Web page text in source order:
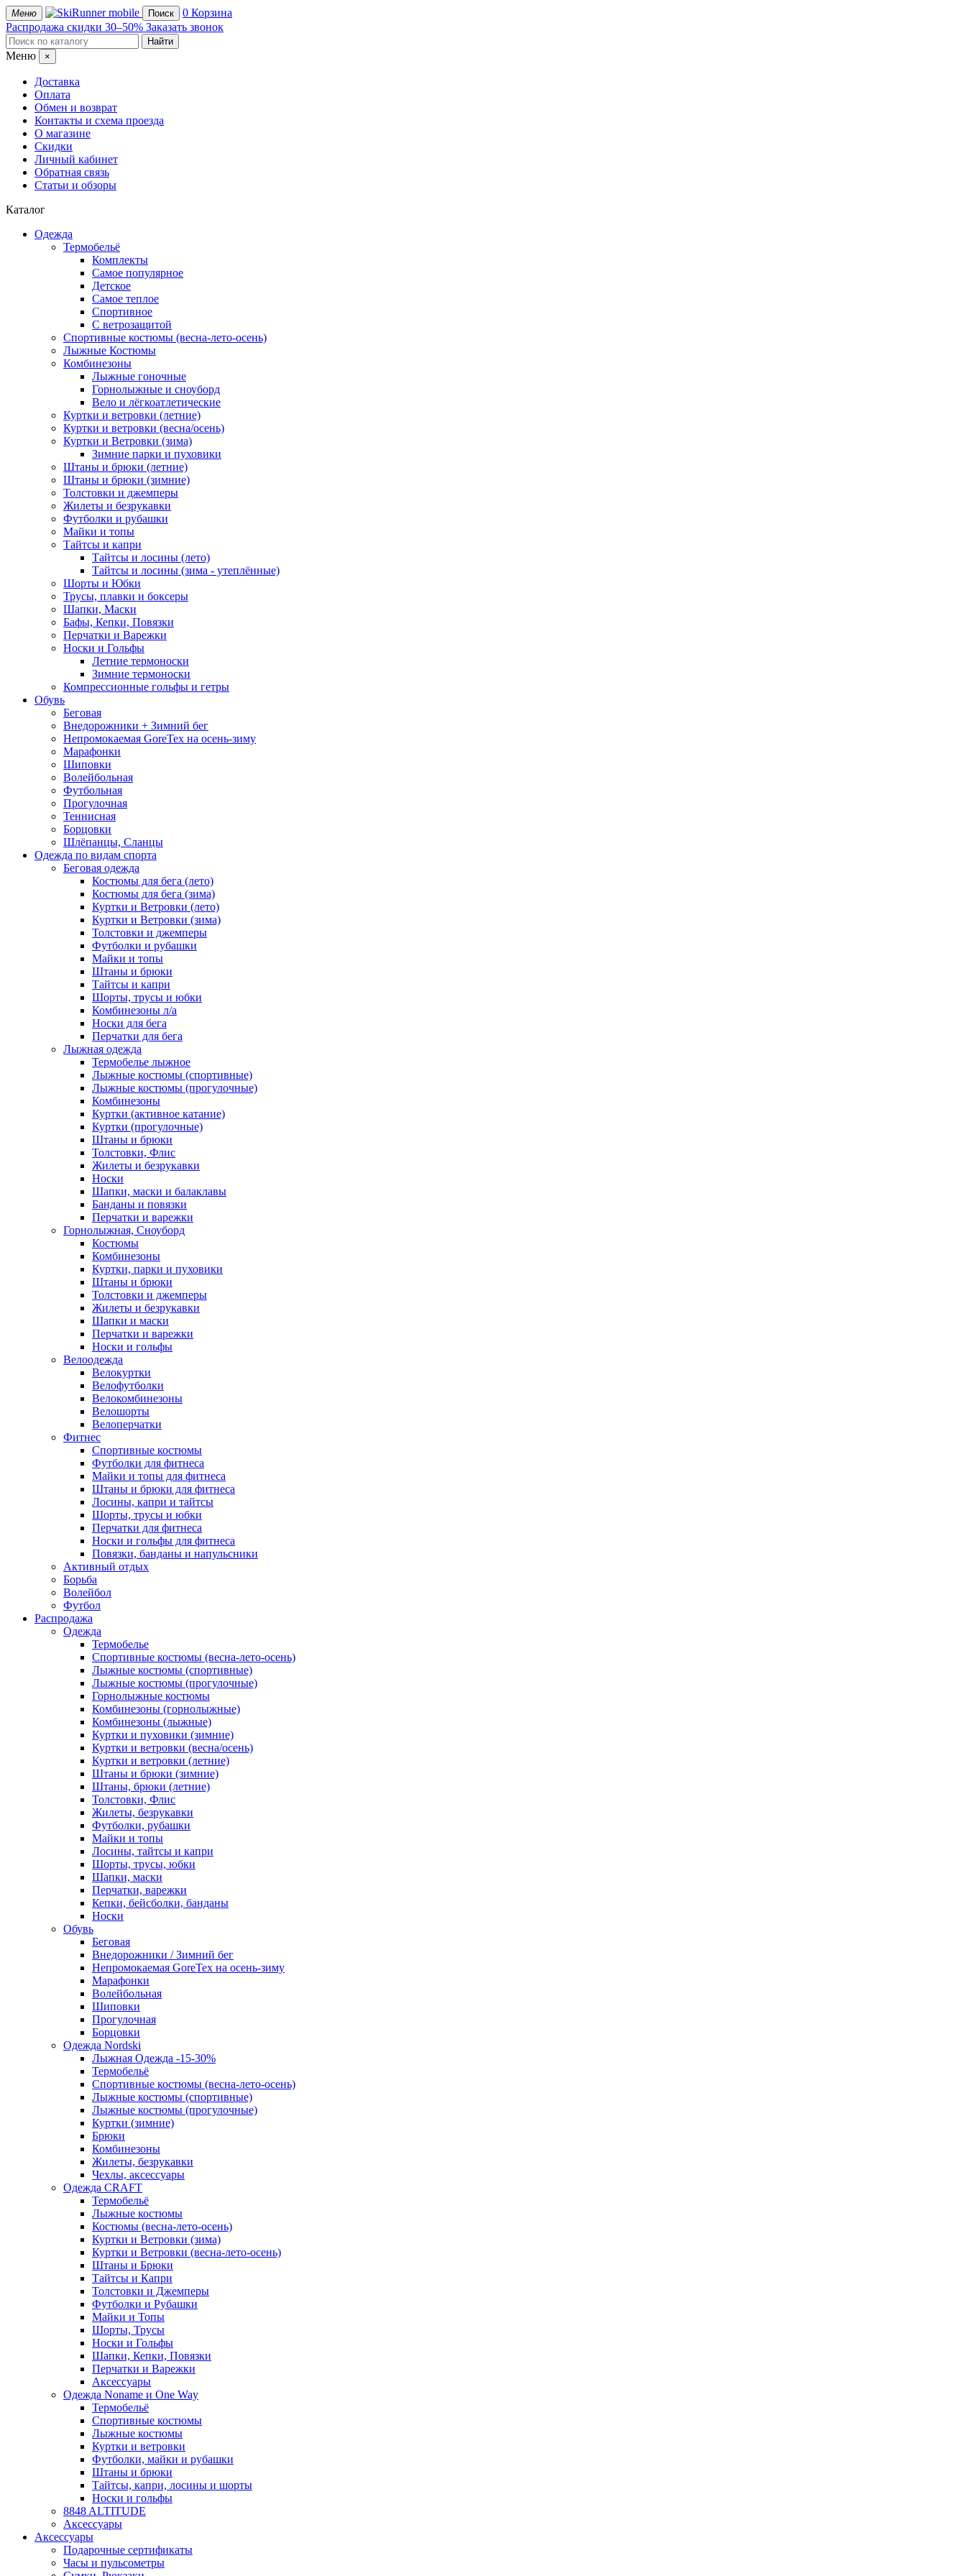
Меню mobile Поиск 0 Корзина
Распродажа скидки 30–50% Заказать звонок
Меню ×
Доставка
Оплата
Обмен и возврат
Контакты и схема проезда
О магазине
Скидки
Личный кабинет
Обратная связь
Статьи и обзоры
Каталог
Одежда
Термобельё
Комплекты
Самое популярное
Детское
Самое теплое
Спортивное
С ветрозащитой
Спортивные костюмы (весна-лето-осень)
Лыжные Костюмы
Комбинезоны
Лыжные гоночные
Горнолыжные и сноуборд
Вело и лёгкоатлетические
Куртки и ветровки (летние)
Куртки и ветровки (весна/осень)
Куртки и Ветровки (зима)
Зимние парки и пуховики
Штаны и брюки (летние)
Штаны и брюки (зимние)
Толстовки и джемперы
Жилеты и безрукавки
Футболки и рубашки
Майки и топы
Тайтсы и капри
Тайтсы и лосины (лето)
Тайтсы и лосины (зима - утеплённые)
Шорты и Юбки
Трусы, плавки и боксеры
Шапки, Маски
Бафы, Кепки, Повязки
Перчатки и Варежки
Носки и Гольфы
Летние термоноски
Зимние термоноски
Компрессионные гольфы и гетры
Обувь
Беговая
Внедорожники + Зимний бег
Непромокаемая GoreTex на осень-зиму
Марафонки
Шиповки
Волейбольная
Футбольная
Прогулочная
Теннисная
Борцовки
Шлёпанцы, Сланцы
Одежда по видам спорта
Беговая одежда
Костюмы для бега (лето)
Костюмы для бега (зима)
Куртки и Ветровки (лето)
Куртки и Ветровки (зима)
Толстовки и джемперы
Футболки и рубашки
Майки и топы
Штаны и брюки
Тайтсы и капри
Шорты, трусы и юбки
Комбинезоны л/а
Носки для бега
Перчатки для бега
Лыжная одежда
Термобелье лыжное
Лыжные костюмы (спортивные)
Лыжные костюмы (прогулочные)
Комбинезоны
Куртки (активное катание)
Куртки (прогулочные)
Штаны и брюки
Толстовки, Флис
Жилеты и безрукавки
Носки
Шапки, маски и балаклавы
Банданы и повязки
Перчатки и варежки
Горнолыжная, Сноуборд
Костюмы
Комбинезоны
Куртки, парки и пуховики
Штаны и брюки
Толстовки и джемперы
Жилеты и безрукавки
Шапки и маски
Перчатки и варежки
Носки и гольфы
Велоодежда
Велокуртки
Велофутболки
Велокомбинезоны
Велошорты
Велоперчатки
Фитнес
Спортивные костюмы
Футболки для фитнеса
Майки и топы для фитнеса
Штаны и брюки для фитнеса
Лосины, капри и тайтсы
Шорты, трусы и юбки
Перчатки для фитнеса
Носки и гольфы для фитнеса
Повязки, банданы и напульсники
Активный отдых
Борьба
Волейбол
Футбол
Распродажа
Одежда
Термобелье
Спортивные костюмы (весна-лето-осень)
Лыжные костюмы (спортивные)
Лыжные костюмы (прогулочные)
Горнолыжные костюмы
Комбинезоны (горнолыжные)
Комбинезоны (лыжные)
Куртки и пуховики (зимние)
Куртки и ветровки (весна/осень)
Куртки и ветровки (летние)
Штаны и брюки (зимние)
Штаны, брюки (летние)
Толстовки, Флис
Жилеты, безрукавки
Футболки, рубашки
Майки и топы
Лосины, тайтсы и капри
Шорты, трусы, юбки
Шапки, маски
Перчатки, варежки
Кепки, бейсболки, банданы
Носки
Обувь
Беговая
Внедорожники / Зимний бег
Непромокаемая GoreTex на осень-зиму
Марафонки
Волейбольная
Шиповки
Прогулочная
Борцовки
Одежда Nordski
Лыжная Одежда -15-30%
Термобельё
Спортивные костюмы (весна-лето-осень)
Лыжные костюмы (спортивные)
Лыжные костюмы (прогулочные)
Куртки (зимние)
Брюки
Комбинезоны
Жилеты, безрукавки
Чехлы, аксессуары
Одежда CRAFT
Термобельё
Лыжные костюмы
Костюмы (весна-лето-осень)
Куртки и Ветровки (зима)
Куртки и Ветровки (весна-лето-осень)
Штаны и Брюки
Тайтсы и Капри
Толстовки и Джемперы
Футболки и Рубашки
Майки и Топы
Шорты, Трусы
Носки и Гольфы
Шапки, Кепки, Повязки
Перчатки и Варежки
Аксессуары
Одежда Noname и One Way
Термобельё
Спортивные костюмы
Лыжные костюмы
Куртки и ветровки
Футболки, майки и рубашки
Штаны и брюки
Тайтсы, капри, лосины и шорты
Носки и гольфы
8848 ALTITUDE
Аксессуары
Аксессуары
Подарочные сертификаты
Часы и пульсометры